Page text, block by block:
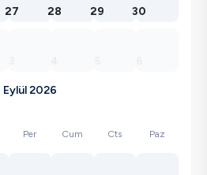
27 28 29 30
Eylül 2026
Per Cum Cts Paz